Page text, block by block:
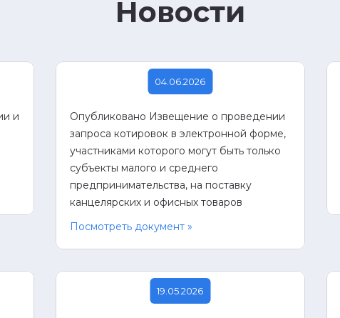
Новости
и
04.06.2026
Опубликовано Извещение о проведении
запроса котировок в электронной форме,
участниками которого могут быть только
субъекты малого и среднего
предпринимательства, на поставку
канцелярских и офисных товаров
Посмотреть документ »
19.05.2026